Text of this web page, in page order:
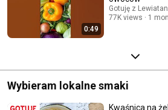
0:49
Gotuję z
77K views
1
Wybieram lokalne smaki
Kwaśnica na